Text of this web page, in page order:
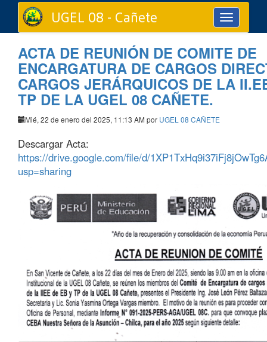
Toggle
navigation
UGEL 08 - Cañete
ACTA DE REUNIÓN DE COMITE DE
ENCARGATURA DE CARGOS
CARGOS JERÁRQUICOS DE LA
TP DE LA UGEL 08 CAÑETE.
Mié, 22 de enero del 2025, 11:13 AM por UGEL 08 CAÑETE
Descargar Acta:
https://drive.google.com/file/d/
usp=sharing